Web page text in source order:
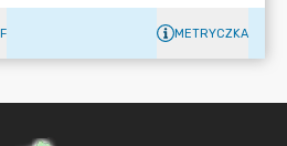
METRYCZKA